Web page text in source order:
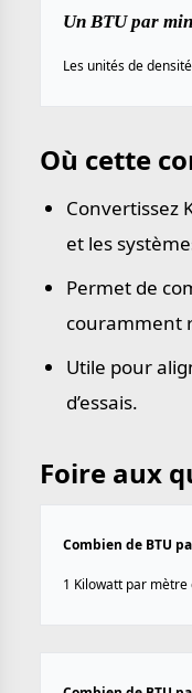
Un BTU par
Les unités de
Où cette
Convertissez
et les
Permet de
couramment
Utile pour
d’essais.
Foire aux
Combien de BTU
1 Kilowatt par mètre